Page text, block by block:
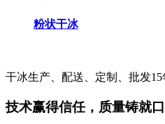
粉状干冰
干冰生产、配送、定制、批发15
技术赢得信任，质量铸就